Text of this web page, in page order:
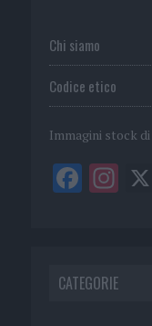
Chi siamo
Codice etico
Immagini stock di
CATEGORIE